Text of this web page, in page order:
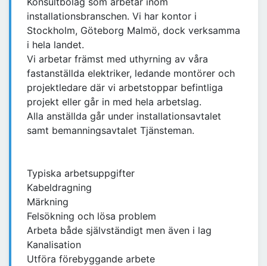
installationsbranschen. Vi har kontor i
Stockholm, Göteborg Malmö, dock verksamma
i hela landet.
Vi arbetar främst med uthyrning av våra
fastanställda elektriker, ledande montörer och
projektledare där vi arbetstoppar befintliga
projekt eller går in med hela arbetslag.
Alla anställda går under installationsavtalet
samt bemanningsavtalet Tjänsteman.
Typiska arbetsuppgifter
Kabeldragning
Märkning
Felsökning och lösa problem
Arbeta både självständigt men även i lag
Kanalisation
Utföra förebyggande arbete